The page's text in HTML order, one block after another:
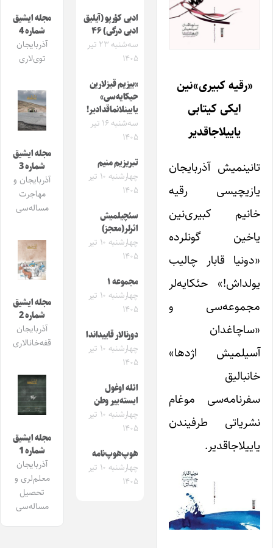
«رقیه کبیری»‌نین
ایکی کیتابی
یاییلاجاقدیر
تانینمیش آذربایجان
یازیچیسی رقیه
خانیم کبیری‌نین
یاخین گونلرده
«دونیا قابار چالیب
یولداش!» حئکایه‌لر
مجموعه‌سی و
«ساچاغدان
آسیلمیش اژدها»
خانبالیق
سفرنامه‌سی موغام
نشریاتی طرفیندن
یاییلاجاقدیر.
ادبی کؤرپو (آیلیق
ادبی درگی) ۴۶
سه‌شنبه ۲۳ تیر
۱۴۰۵
«بیزیم قیزلارین
حیکایه‌سی»
یایینلانماقدادیر!
سه‌شنبه ۱۶ تیر
۱۴۰۵
تبریزیم منیم
چهارشنبه ۱۰ تیر
۱۴۰۵
سئچیلمیش
اثرلر(معجز)
چهارشنبه ۱۰ تیر
۱۴۰۵
مجموعه ۱
چهارشنبه ۱۰ تیر
۱۴۰۵
دورنالار قاییداندا
چهارشنبه ۱۰ تیر
۱۴۰۵
ائله اوغول
ایسته‌ییر وطن
چهارشنبه ۱۰ تیر
۱۴۰۵
هوپ‌هوپ‌نامه
چهارشنبه ۱۰ تیر
۱۴۰۵
مجله ایشیق
شماره 4
آذربایجان
توی‌لاری
مجله ایشیق
شماره 3
آذربایجان و
مهاجرت
مساله‌سی
مجله ایشیق
شماره 2
آذربایجان
قفه‌خانالاری
مجله ایشیق
شماره 1
آذربایجان
معلم‌لری و
تحصیل
مساله‌سی